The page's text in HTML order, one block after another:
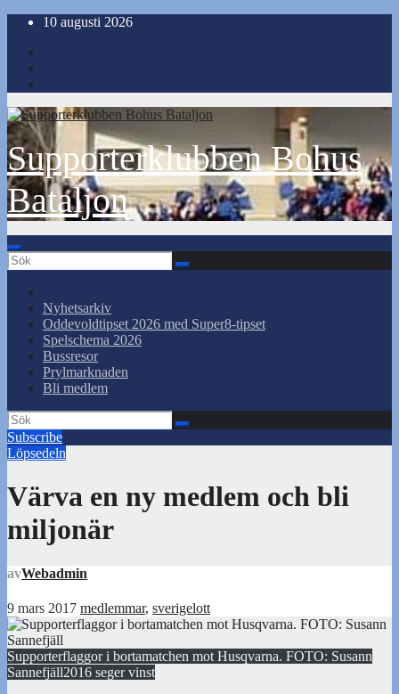
Hoppa
innehåll
10 augusti 2026
Supporterklubben Bohus
Bataljon
Nyhetsarkiv
Oddevoldtipset 2026 med Super8-tipset
Spelschema 2026
Bussresor
Prylmarknaden
Bli medlem
Subscribe
Löpsedeln
Värva en ny medlem och bli
miljonär
avWebadmin
9 mars 2017 medlemmar, sverigelott
Supporterflaggor i bortamatchen mot Husqvarna. FOTO: Susann
Sannefjäll2016 seger vinst